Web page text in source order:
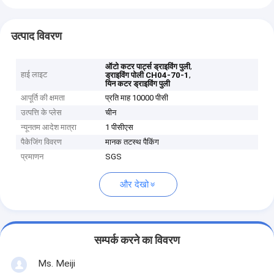
उत्पाद विवरण
हाई लाइट
ऑटो कटर पार्ट्स ड्राइविंग पुली,
ड्राइविंग पोली CH04-70-1,
यिन कटर ड्राइविंग पुली
आपूर्ति की क्षमता
प्रति माह 10000 पीसी
उत्पत्ति के प्लेस
चीन
न्यूनतम आदेश मात्रा
1 पीसीएस
पैकेजिंग विवरण
मानक तटस्थ पैकिंग
प्रमाणन
SGS
और देखो
सम्पर्क करने का विवरण
Ms. Meiji